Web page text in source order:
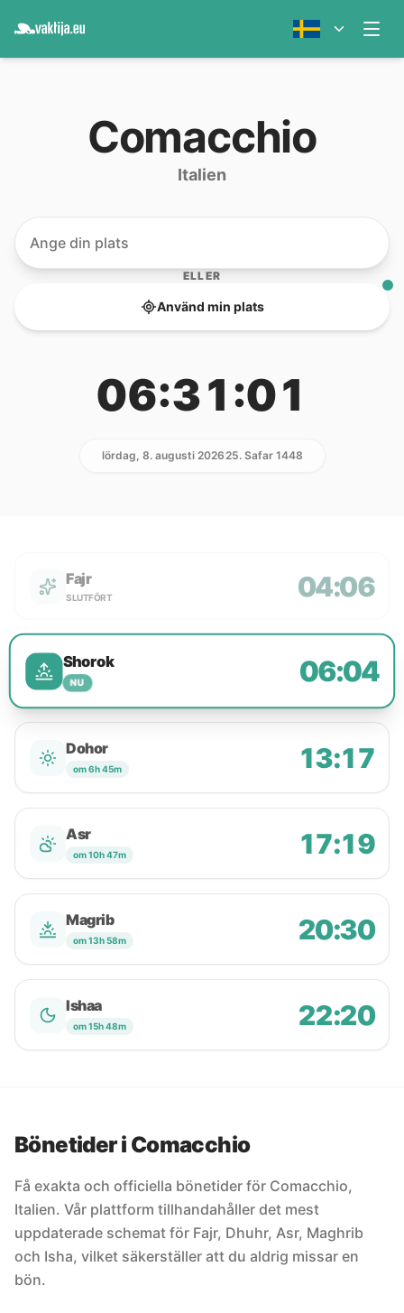
Comacchio
Italien
ELLER
Använd min plats
06:31:01
lördag, 8. augusti 202625. Safar 1448
Fajr
SLUTFÖRT 04:06
Shorok
NU 06:04
Dohor
om 6h 45m 13:17
Asr
om 10h 47m 17:19
Magrib
om 13h 58m 20:30
Ishaa
om 15h 48m 22:20
Bönetider i Comacchio
Få exakta och officiella bönetider för Comacchio,
Italien. Vår plattform tillhandahåller det mest
uppdaterade schemat för Fajr, Dhuhr, Asr, Maghrib
och Isha, vilket säkerställer att du aldrig missar en
bön.